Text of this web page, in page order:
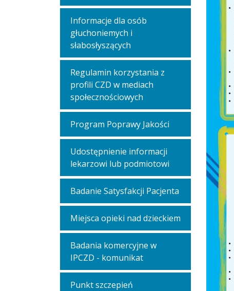
Informacje dla osób
głuchoniemych i
słabosłyszących
Regulamin korzystania z
profili CZD w mediach
społecznościowych
Program Poprawy Jakości
Udostępnienie informacji
lekarzowi lub podmiotowi
Badanie Satysfakcji Pacjenta
Miejsca opieki nad dzieckiem
Badania komercyjne w
IPCZD - komunikat
Punkt szczepień